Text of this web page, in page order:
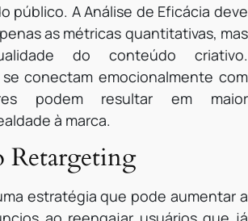
público. A Análise de Eficácia deve
as métricas quantitativas, mas
do conteúdo criativo.
conectam emocionalmente com
podem resultar em maior
à marca.
Retargeting
estratégia que pode aumentar a